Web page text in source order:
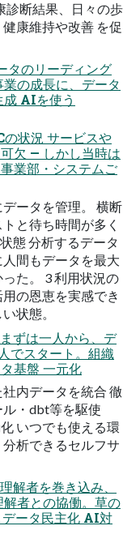
診断結果、日々の歩
康維持や改善 を促
のリーディング
の成長に、データ
成 AIを使う
状況 サービスや
欠 — しかし当時は
業部・システムご
ータを管理。 横断
と待ち時間が多く
態 分析するデータ
間もデータを最大
た。 3 利用状況の
の恩恵を実感でき
状態。
は一人から、デ
でスタート。組織
基盤 一元化
内データを統合 徹
ル・dbt等を駆使
いつでも使える環
析できるセルフサ
者を巻き込み、
者との協働。草の
ータ民主化 AI対